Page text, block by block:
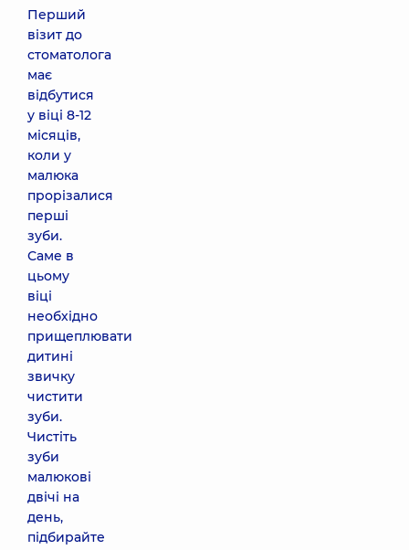
Перший
візит до
стоматолога
має
відбутися
у віці 8-12
місяців,
коли у
малюка
прорізалися
перші
зуби.
Саме в
цьому
віці
необхідно
прищеплювати
дитині
звичку
чистити
зуби.
Чистіть
зуби
малюкові
двічі на
день,
підбирайте